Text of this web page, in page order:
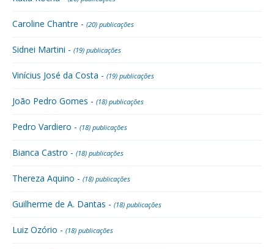
Caroline Chantre - (20) publicações
Sidnei Martini - (19) publicações
Vinícius José da Costa - (19) publicações
João Pedro Gomes - (18) publicações
Pedro Vardiero - (18) publicações
Bianca Castro - (18) publicações
Thereza Aquino - (18) publicações
Guilherme de A. Dantas - (18) publicações
Luiz Ozório - (18) publicações